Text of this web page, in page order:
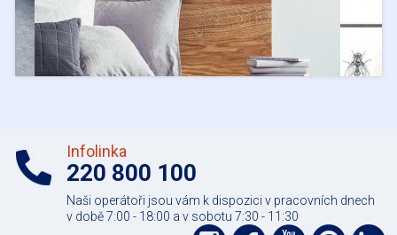
Infolinka
220 800 100
Naši operátoři jsou vám k dispozici v pracovních dnech
v době 7:00 - 18:00 a v sobotu 7:30 - 11:30